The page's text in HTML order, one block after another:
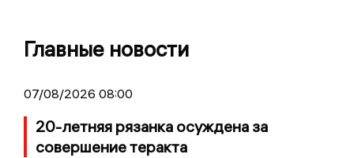
Главные новости
07/08/2026 08:00
20-летняя рязанка осуждена за
совершение теракта